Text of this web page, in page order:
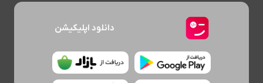
دانلود اپلیکیشن